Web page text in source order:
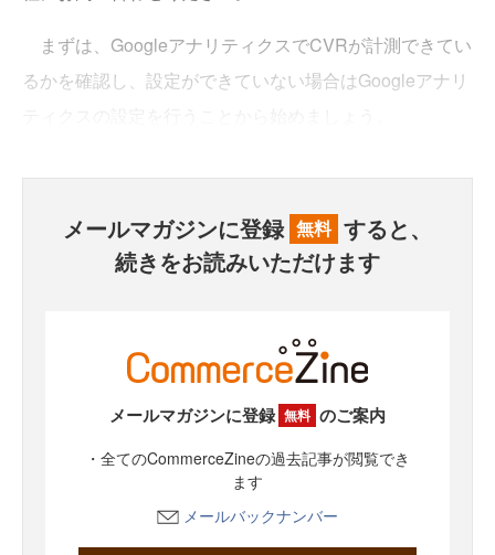
まずは、GoogleアナリティクスでCVRが計測できてい
るかを確認し、設定ができていない場合はGoogleアナリ
メールマガジンに登録 無料 すると、
続きをお読みいただけます
メールマガジンに登録 無料 のご案内
・全てのCommerceZineの過去記事が閲覧でき
ます
メールバックナンバー